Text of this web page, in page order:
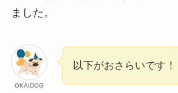
ました。
OKAIDOG
以下がおさらいです！